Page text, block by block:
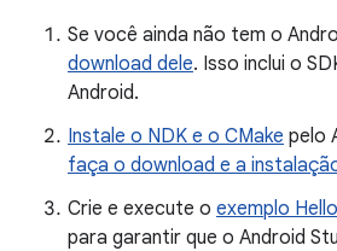
Se você ainda não tem o
download dele. Isso inclui o
Android.
Instale o NDK e o CMake pelo
faça o download e a
Crie e execute o exemplo
para garantir que o Android